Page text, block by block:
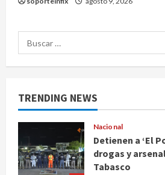
Buscar:
TRENDING NEWS
1
Deportes
Fallece Jorge
Nacional
Detienen a ‘El
drogas y
Tabasco